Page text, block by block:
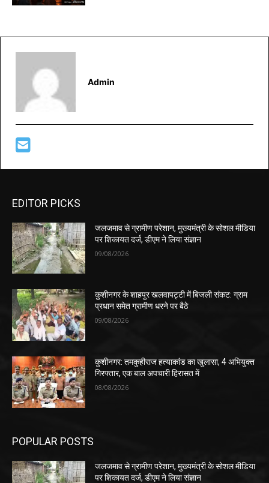
Admin
EDITOR PICKS
जलजमाव से ग्रामीण परेशान, मुख्यमंत्री के सोशल मीडिया
पर शिकायत दर्ज, डीएम ने लिया संज्ञान
09/08/2026
कुशीनगर के शाहपुर खलवापट्टी में बिजली संकट: ग्राम
प्रधान समेत ग्रामीण धरने पर बैठे
09/08/2026
कुशीनगर: तमकुहीराज हत्याकांड का खुलासा, 4 अभियुक्त
गिरफ्तार, एक बाल अपचारी हिरासत में
08/08/2026
POPULAR POSTS
जलजमाव से ग्रामीण परेशान, मुख्यमंत्री के सोशल मीडिया
पर शिकायत दर्ज, डीएम ने लिया संज्ञान